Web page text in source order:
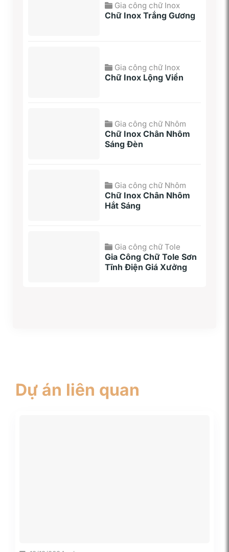
Gia công chữ Inox
Chữ Inox Trắng Gương
Gia công chữ Inox
Chữ Inox Lộng Viền
Gia công chữ Nhôm
Chữ Inox Chân Nhôm
Sáng Đèn
Gia công chữ Nhôm
Chữ Inox Chân Nhôm
Hắt Sáng
Gia công chữ Tole
Gia Công Chữ Tole Sơn
Tĩnh Điện Giá Xưởng
Dự án liên quan